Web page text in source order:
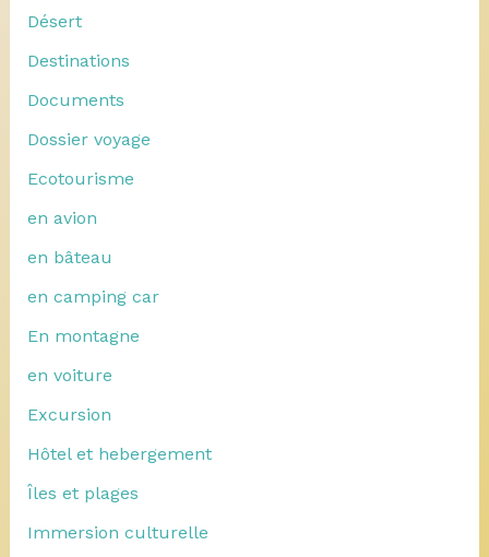
Désert
Destinations
Documents
Dossier voyage
Ecotourisme
en avion
en bâteau
en camping car
En montagne
en voiture
Excursion
Hôtel et hebergement
Îles et plages
Immersion culturelle